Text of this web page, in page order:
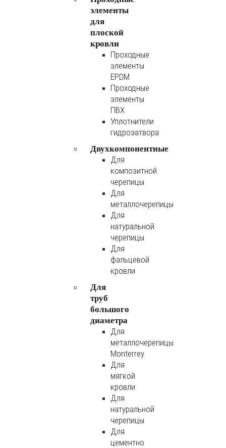
элементы
для
плоской
кровли
Проходные
элементы
EPDM
Проходные
элементы
ПВХ
Уплотнители
гидрозатвора
Двухкомпонентные
Для
композитной
черепицы
Для
металлочерепицы
Для
натуральной
черепицы
Для
фальцевой
кровли
Для
труб
большого
диаметра
Для
металлочерепицы
Monterrey
Для
мягкой
кровли
Для
натуральной
черепицы
Для
цементно